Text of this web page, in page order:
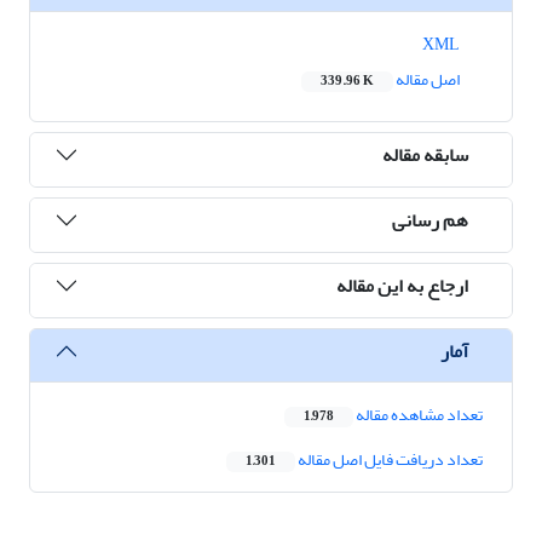
اصل مقاله
339.96 K
سابقه مقاله
هم رسانی
ارجاع به این مقاله
آمار
تعداد مشاهده مقاله 1,978
تعداد دریافت فایل اصل مقاله 1,301